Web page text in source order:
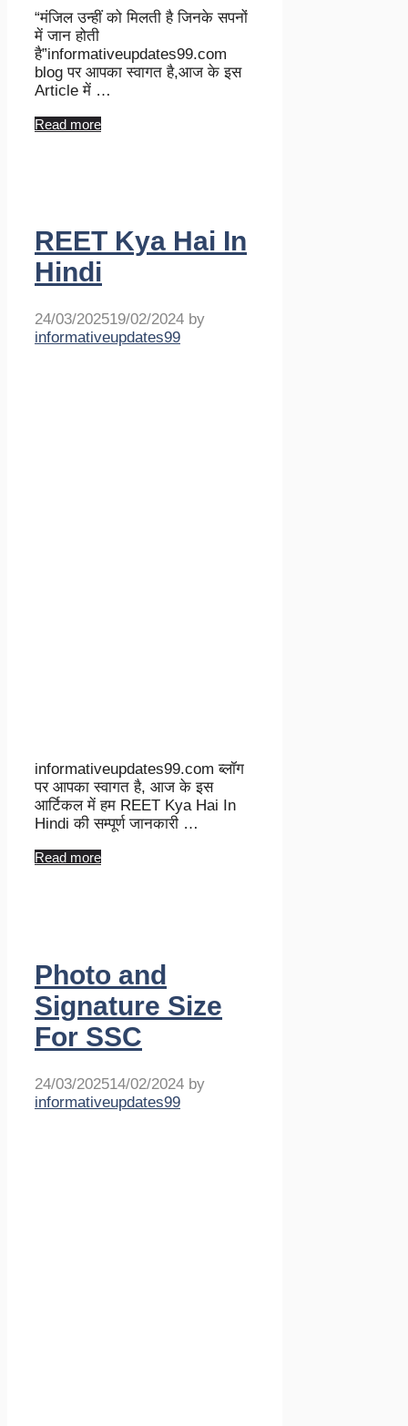
“मंजिल उन्हीं को मिलती है जिनके सपनों
में जान होती
है”informativeupdates99.com
blog पर आपका स्वागत है,आज के इस
Article में …
Read more
REET Kya Hai In
Hindi
24/03/202519/02/2024 by
informativeupdates99
informativeupdates99.com ब्लॉग
पर आपका स्वागत है, आज के इस
आर्टिकल में हम REET Kya Hai In
Hindi की सम्पूर्ण जानकारी …
Read more
Photo and
Signature Size
For SSC
24/03/202514/02/2024 by
informativeupdates99